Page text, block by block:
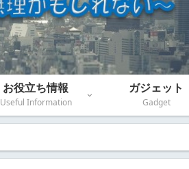
お役立ち情報
Useful Information
ガジェット
Gadget